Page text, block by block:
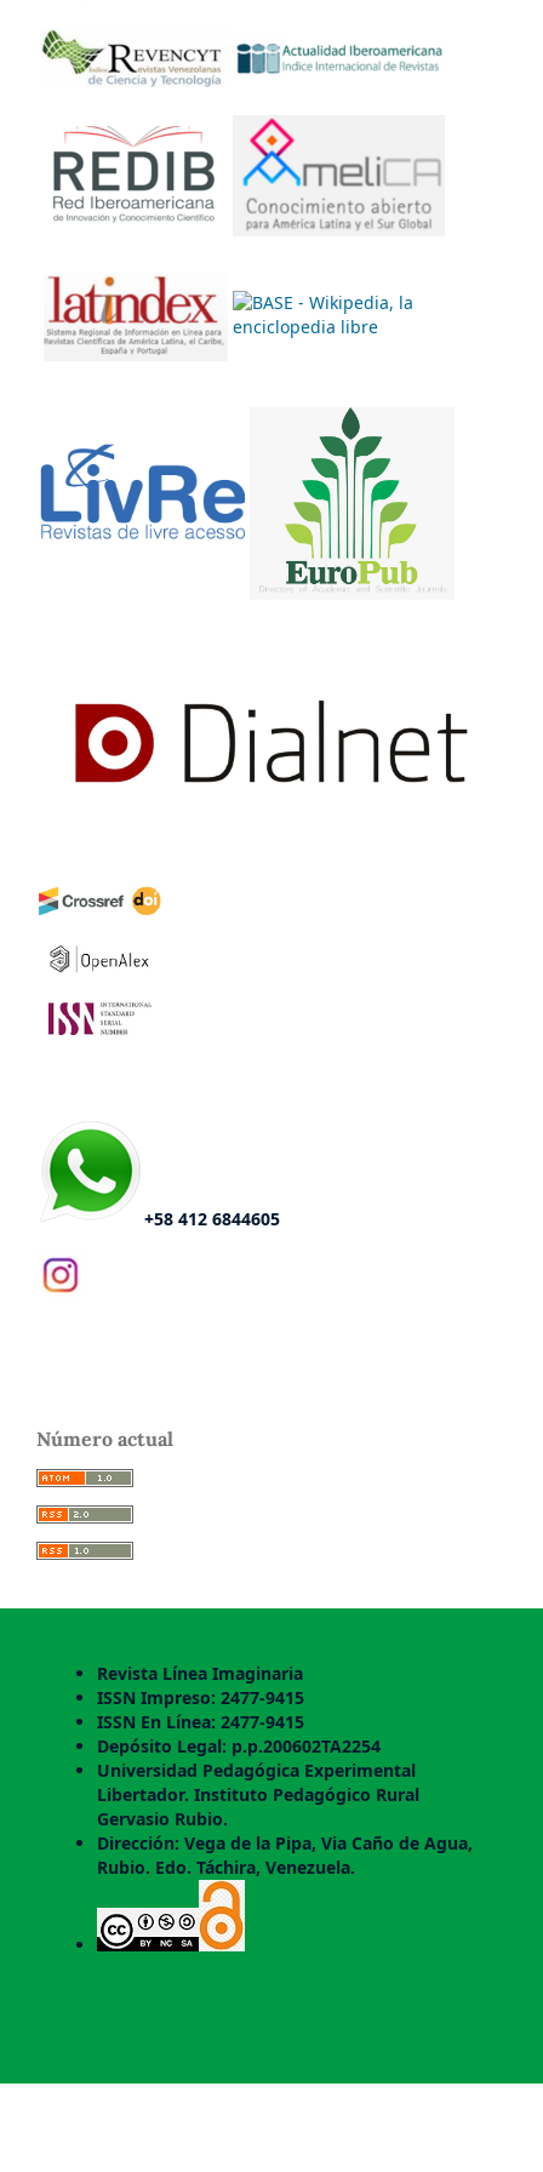
+58 412 6844605
Número actual
Revista Línea Imaginaria
ISSN Impreso: 2477-9415
ISSN En Línea: 2477-9415
Depósito Legal: p.p.200602TA2254
Universidad Pedagógica Experimental
Libertador. Instituto Pedagógico Rural
Gervasio Rubio.
Dirección: Vega de la Pipa, Via Caño de Agua,
Rubio. Edo. Táchira, Venezuela.